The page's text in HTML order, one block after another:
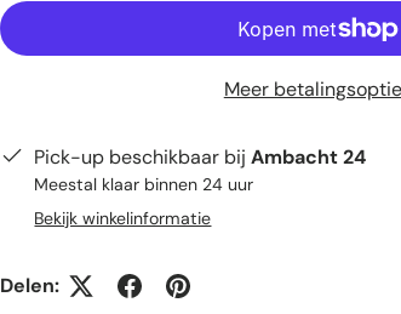
Meer
Pick-up beschikbaar bijAmbacht 24
Meestal klaar binnen 24 uur
Bekijk winkelinformatie
Delen: